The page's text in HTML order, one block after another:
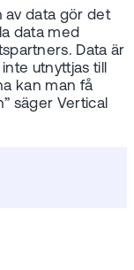
av data gör det
data med
Data är
utnyttjas till
kan man få
säger Vertical